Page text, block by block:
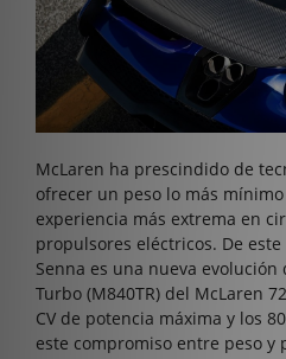
McLaren ha prescindido de
ofrecer un peso lo más
experiencia más extrema en
propulsores eléctricos. De
Senna es una nueva evolución
Turbo (M840TR) del McLaren
CV de potencia máxima y los
este compromiso entre peso y